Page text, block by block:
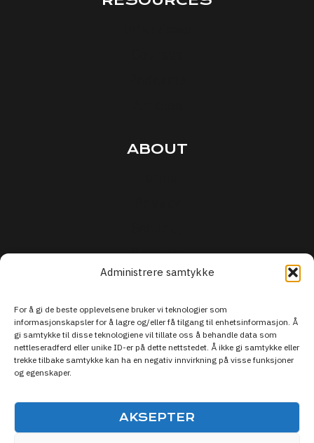
Administrere samtykke
For å gi de beste opplevelsene bruker vi teknologier som
informasjonskapsler for å lagre og/eller få tilgang til enhetsinformasjon. Å
gi samtykke til disse teknologiene vil tillate oss å behandle data som
nettleseradferd eller unike ID-er på dette nettstedet. Å ikke gi samtykke eller
trekke tilbake samtykke kan ha en negativ innvirkning på visse funksjoner
og egenskaper.
AKSEPTER
ABOUT
Support